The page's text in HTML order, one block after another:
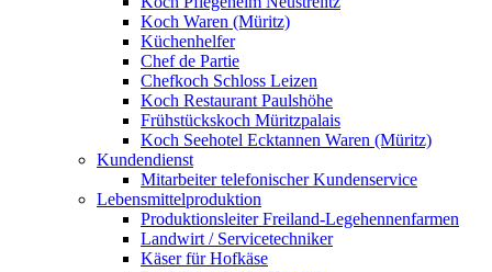
Koch Waren (Müritz)
Küchenhelfer
Chef de Partie
Chefkoch Schloss Leizen
Koch Restaurant Paulshöhe
Frühstückskoch Müritzpalais
Koch Seehotel Ecktannen Waren (Müritz)
Kundendienst
Mitarbeiter telefonischer Kundenservice
Lebensmittelproduktion
Produktionsleiter Freiland-Legehennenfarmen
Landwirt / Servicetechniker
Käser für Hofkäse